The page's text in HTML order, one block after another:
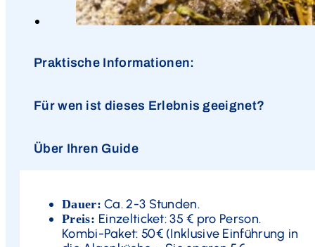
Praktische Informationen:
Für wen ist dieses Erlebnis geeignet?
Über Ihren Guide
Dauer: Ca. 2-3 Stunden.
Preis: Einzelticket: 35 € pro Person.
Kombi-Paket: 50€ (Inklusive Einführung in